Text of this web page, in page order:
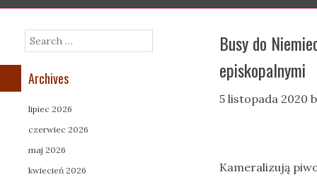
Busy do
episkopalnymi
5 listopada 2020
Kameralizują
Search
Archives
lipiec 2026
czerwiec 2026
maj 2026
kwiecień 2026